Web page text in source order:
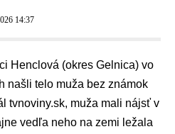
14:37
Henclová (okres Gelnica) vo
našli telo muža bez známok
tvnoviny.sk, muža mali nájsť v
vedľa neho na zemi ležala